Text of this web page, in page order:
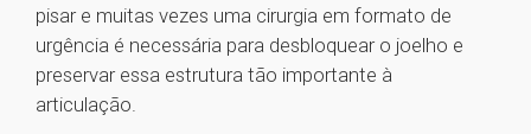
pisar e muitas vezes uma cirurgia em formato de
urgência é necessária para desbloquear o joelho e
preservar essa estrutura tão importante à
articulação.